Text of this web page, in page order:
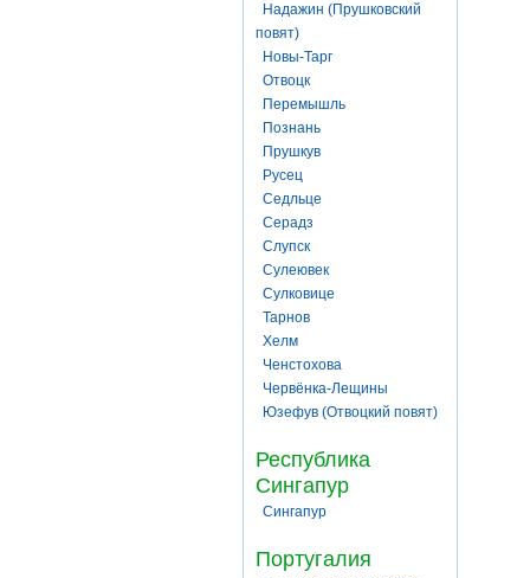
Надажин (Прушковский
повят)
Новы-Тарг
Отвоцк
Перемышль
Познань
Прушкув
Русец
Седльце
Серадз
Слупск
Сулеювек
Сулковице
Тарнов
Хелм
Ченстохова
Червёнка-Лещины
Юзефув (Отвоцкий повят)
Республика
Сингапур
Сингапур
Португалия